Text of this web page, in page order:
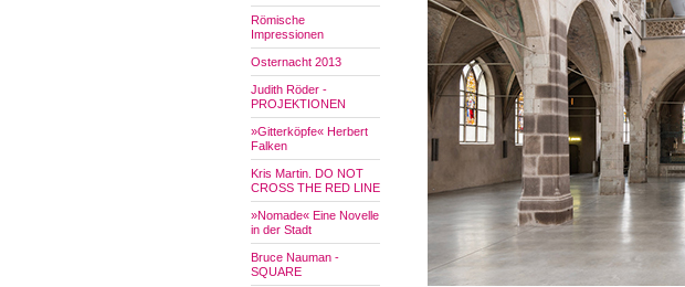
Römische
Impressionen
Osternacht 2013
Judith Röder -
PROJEKTIONEN
»Gitterköpfe« Herbert
Falken
Kris Martin. DO NOT
CROSS THE RED LINE
»Nomade« Eine Novelle
in der Stadt
Bruce Nauman -
SQUARE